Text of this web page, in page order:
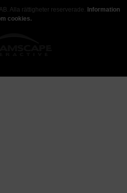
Alla rättigheter reserverade. Information
cookies.